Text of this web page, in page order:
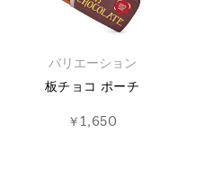
バリエーション
板チョコ ポーチ
￥1,650